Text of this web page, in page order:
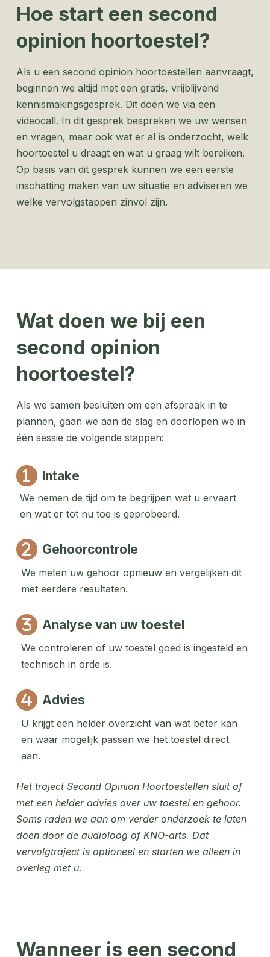
Hoe start een second
opinion hoortoestel?
Als u een second opinion hoortoestellen aanvraagt,
beginnen we altijd met een gratis, vrijblijvend
kennismakingsgesprek. Dit doen we via een
videocall. ​​In dit gesprek bespreken we uw wensen
en vragen, maar ook wat er al is onderzocht, welk
hoortoestel u draagt en wat u graag wilt bereiken.
Op basis van dit gesprek kunnen we een eerste
inschatting maken van uw situatie en adviseren we
welke vervolgstappen zinvol zijn.
Wat doen we bij een
second opinion
hoortoestel?
Als we samen besluiten om een afspraak in te
plannen, gaan we aan de slag en doorlopen we in
één sessie de volgende stappen:
Intake
We nemen de tijd om te begrijpen wat u ervaart
en wat er tot nu toe is geprobeerd.
Gehoorcontrole
We meten uw gehoor opnieuw en vergelijken dit
met eerdere resultaten.
Analyse van uw toestel
We controleren of uw toestel goed is ingesteld en
technisch in orde is.
Advies
U krijgt een helder overzicht van wat beter kan
en waar mogelijk passen we het toestel direct
aan.
Het traject Second Opinion Hoortoestellen sluit af
met een helder advies over uw toestel en gehoor.
Soms raden we aan om verder onderzoek te laten
doen door de audioloog of KNO-arts. Dat
vervolgtraject is optioneel en starten we alleen in
overleg met u.
Wanneer is een second